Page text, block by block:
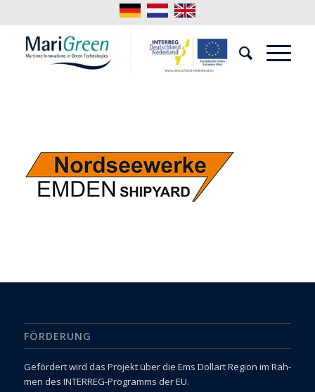
FÖRDERUNG
Gefördert wird das Pro­jekt über die Ems Dol­l­art Region im Rah­
men des INTERREG-Programms der EU.